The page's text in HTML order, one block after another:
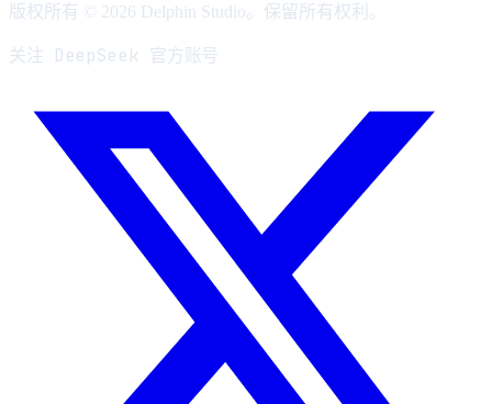
版权所有 © 2026 Delphin Studio。保留所有权利。
关注 DeepSeek 官方账号